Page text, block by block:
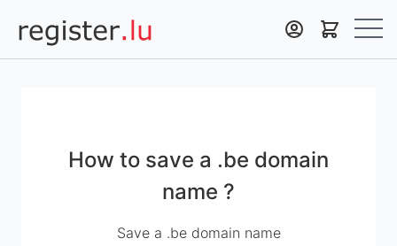
Register.lu
How to save a .be domain
name ?
Save a .be domain name